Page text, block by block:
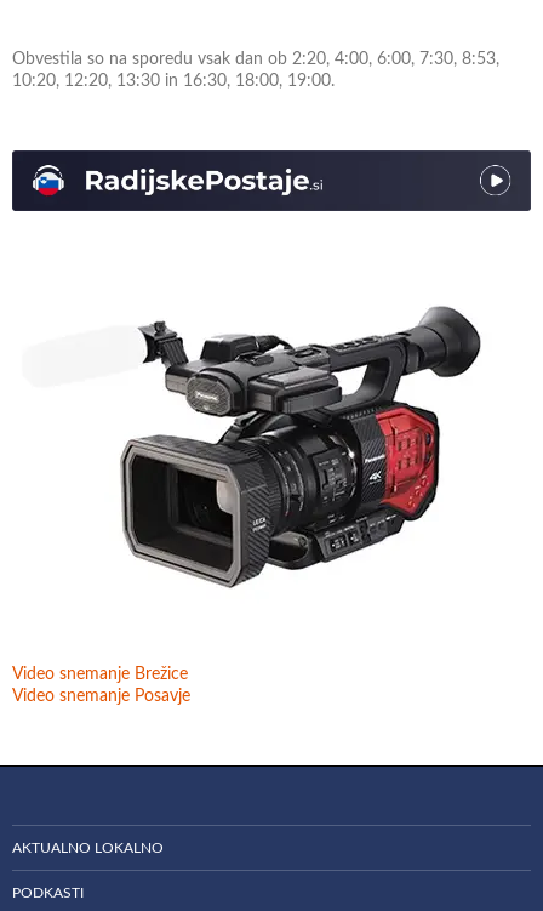
Obvestila so na sporedu vsak dan ob 2:20, 4:00, 6:00, 7:30, 8:53,
10:20, 12:20, 13:30 in 16:30, 18:00, 19:00.
Video snemanje Brežice
Video snemanje Posavje
AKTUALNO LOKALNO
PODKASTI